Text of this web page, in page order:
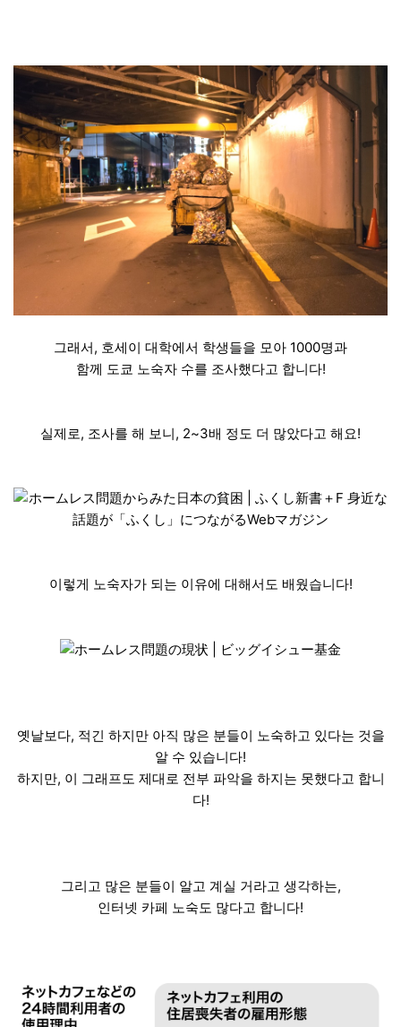
그래서, 호세이 대학에서 학생들을 모아 1000명과
함께 도쿄 노숙자 수를 조사했다고 합니다!
실제로, 조사를 해 보니, 2~3배 정도 더 많았다고 해요!
이렇게 노숙자가 되는 이유에 대해서도 배웠습니다!
옛날보다, 적긴 하지만 아직 많은 분들이 노숙하고 있다는 것을
알 수 있습니다!
하지만, 이 그래프도 제대로 전부 파악을 하지는 못했다고 합니
다!
그리고 많은 분들이 알고 계실 거라고 생각하는,
인터넷 카페 노숙도 많다고 합니다!